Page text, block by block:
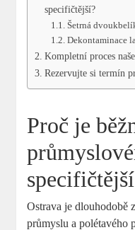
specifičtější?
Šetrná
Dekontaminace
Kompletní proces
Rezervujte si termín
Proč je
Ostrava je dlouhodobě
průmyslu a polétavého